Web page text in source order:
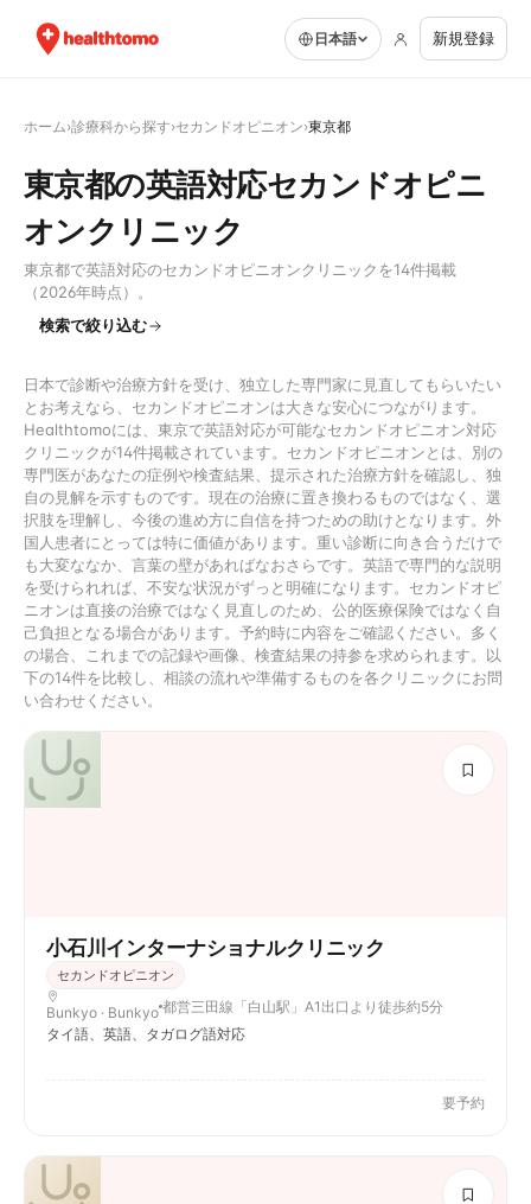
日本語 新規登録
ホーム›診療科から探す›セカンドオピニオン›東京都
東京都の英語対応セカンドオピニ
オンクリニック
東京都で英語対応のセカンドオピニオンクリニックを14件掲載
（2026年時点）。
検索で絞り込む
日本で診断や治療方針を受け、独立した専門家に見直してもらいたい
とお考えなら、セカンドオピニオンは大きな安心につながります。
Healthtomoには、東京で英語対応が可能なセカンドオピニオン対応
クリニックが14件掲載されています。セカンドオピニオンとは、別の
専門医があなたの症例や検査結果、提示された治療方針を確認し、独
自の見解を示すものです。現在の治療に置き換わるものではなく、選
択肢を理解し、今後の進め方に自信を持つための助けとなります。外
国人患者にとっては特に価値があります。重い診断に向き合うだけで
も大変ななか、言葉の壁があればなおさらです。英語で専門的な説明
を受けられれば、不安な状況がずっと明確になります。セカンドオピ
ニオンは直接の治療ではなく見直しのため、公的医療保険ではなく自
己負担となる場合があります。予約時に内容をご確認ください。多く
の場合、これまでの記録や画像、検査結果の持参を求められます。以
下の14件を比較し、相談の流れや準備するものを各クリニックにお問
い合わせください。
小石川インターナショナルクリニック
セカンドオピニオン
Bunkyo · Bunkyo 都営三田線「白山駅」A1出口より徒歩約5分
タイ語、英語、タガログ語対応
要予約